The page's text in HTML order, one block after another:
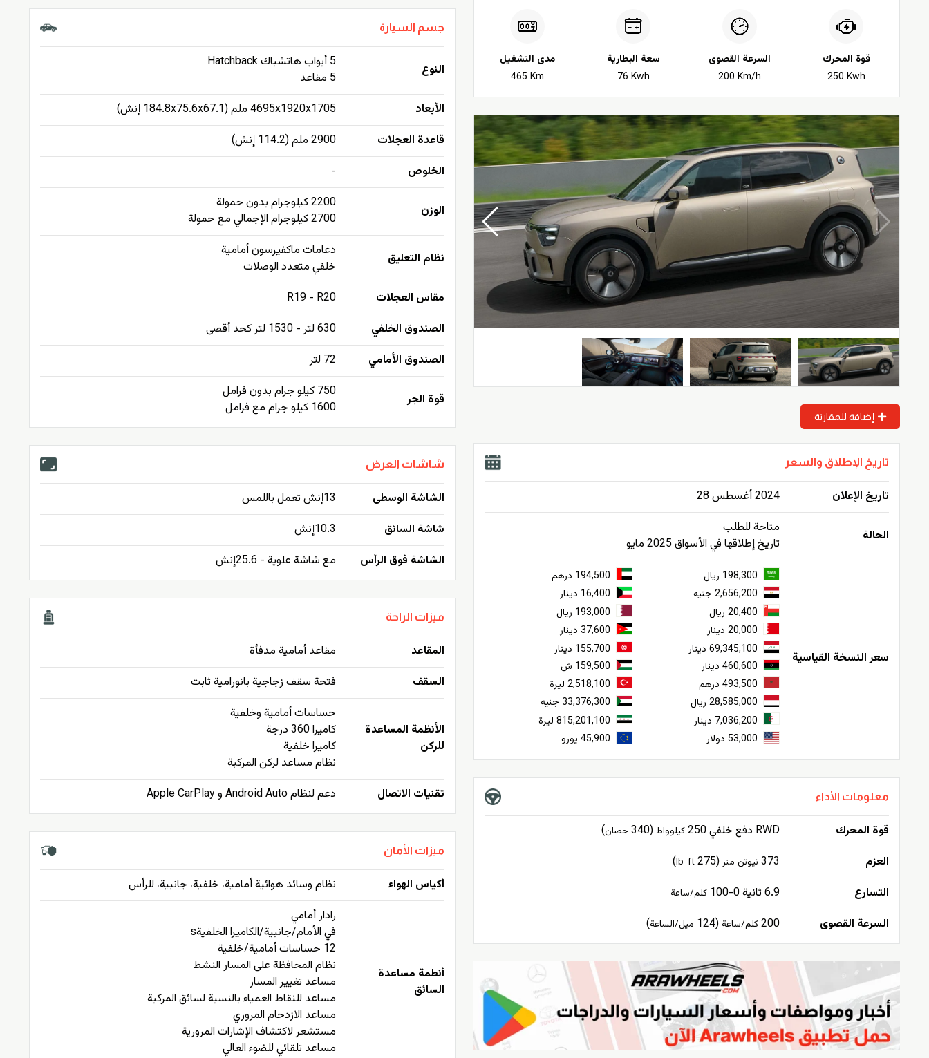
قوة المحرك
250 Kwh
السرعة القصوى
200 Km/h
سعة البطارية
76 Kwh
مدى التشغيل
465 Km
إضافة للمقارنة
تاريخ الإطلاق والسعر
تاريخ الإعلان 2024 أغسطس 28
الحالة
متاحة للطلب
تاريخ إطلاقها في الأسواق 2025 مايو
سعر النسخة القياسية
198,300 ريال
194,500 درهم
2,656,200 جنيه
16,400 دينار
20,400 ريال
193,000 ريال
20,000 دينار
37,600 دينار
69,345,100 دينار
155,700 دينار
460,600 دينار
159,500 ش
493,500 درهم
2,518,100 ليرة
28,585,000 ريال
33,376,300 جنيه
7,036,200 دينار
815,201,100 ليرة
53,000 دولار
45,900 يورو
معلومات الأداء
قوة المحرك RWD دفع خلفي 250 كيلوواط(340 حصان)
العزم
373 نيوتن متر(275
lb-ft
)
التسارع
6.9 ثانية 0-100 كلم/ساعة
السرعة القصوى 200 كلم/ساعة (124 ميل/الساعة)
جسم السيارة
النوع
5 أبواب هاتشباك Hatchback
5 مقاعد
الأبعاد
4695x1920x1705 ملم (184.8x75.6x67.1 إنش)
قاعدة العجلات
2900 ملم (114.2 إنش)
الخلوص
-
الوزن
2200 كيلوجرام بدون حمولة
2700 كيلوجرام الإجمالي مع حمولة
نظام التعليق
دعامات ماكفيرسون أمامية
خلفي متعدد الوصلات
مقاس العجلات
R19 - R20
الصندوق الخلفي
630 لتر - 1530 لتر كحد أقصى
الصندوق الأمامي
72 لتر
قوة الجر
750 كيلو جرام بدون فرامل
1600 كيلو جرام مع فرامل
شاشات العرض
الشاشة الوسطى
13إنش تعمل باللمس
شاشة السائق
10.3إنش
الشاشة فوق الرأس
مع شاشة علوية - 25.6إنش
ميزات الراحة
المقاعد
مقاعد أمامية مدفأة
السقف
فتحة سقف زجاجية بانورامية ثابت
الأنظمة المساعدة
للركن
حساسات أمامية وخلفية
كاميرا 360 درجة
كاميرا خلفية
نظام مساعد لركن المركبة
تقنيات الاتصال
دعم لنظام Android Auto و Apple CarPlay
ميزات الأمان
أكياس الهواء نظام وسائد هوائية أمامية، خلفية، جانبية، للرأس
أنطمة مساعدة
السائق
رادار أمامي
في الأمام/جانبية/الكاميرا الخلفيةs
12 حساسات أمامية/خلفية
نظام المحافظة على المسار النشط
مساعد تغيير المسار
مساعد للنقاط العمياء بالنسبة لسائق المركبة
مساعد الازدحام المروري
مستشعر لاكتشاف الإشارات المرورية
مساعد تلقائي للضوء العالي